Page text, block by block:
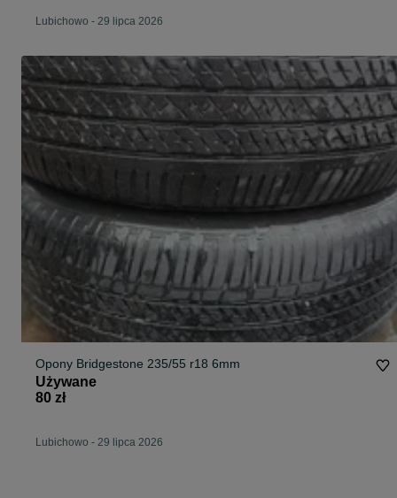
Lubichowo - 29 lipca 2026
Opony Bridgestone 235/55 r18 6mm
Używane
80 zł
Lubichowo - 29 lipca 2026